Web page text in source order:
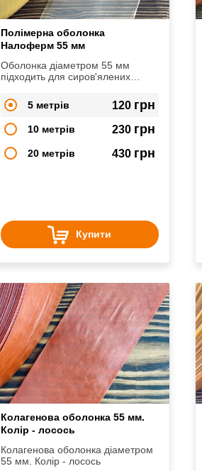
Полімерна оболонка
Налоферм 55 мм
Оболонка діаметром 55 мм
підходить для сиров'ялених
5 метрів
120 грн
10 метрів 230 грн
20 метрів 430 грн
Купити
Колагенова оболонка 55 мм.
Колір - лосось
Колагенова оболонка діаметром